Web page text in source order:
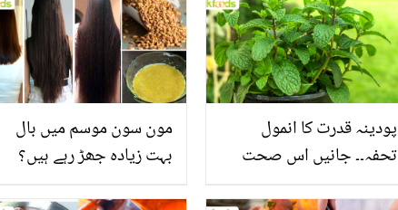
مون سون موسم میں بال
بہت زیادہ جھڑ رہے ہیں؟
پودینہ قدرت کا انمول
تحفہ۔۔ جانیں اس صحت